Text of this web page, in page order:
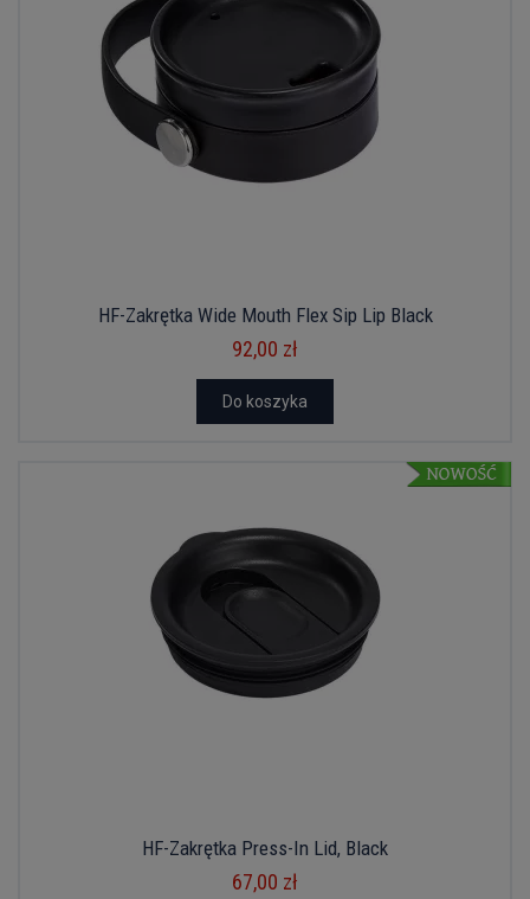
HF-Zakrętka Wide Mouth Flex Sip Lip Black
92,00 zł
Do koszyka
HF-Zakrętka Press-In Lid, Black
67,00 zł